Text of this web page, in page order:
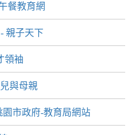
餐教育網
親子天下
領袖
與母親
園市政府-教育局網站